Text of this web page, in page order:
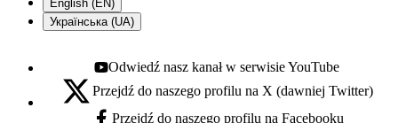
English (EN)
Українська (UA)
Youtube - otwiera się w nowej karcie
Odwiedź nasz kanał w serwisie YouTube
X - otwiera się w nowej karcie
Przejdź do naszego profilu na X (dawniej Twitter)
Przejdź do naszego profilu na Facebooku